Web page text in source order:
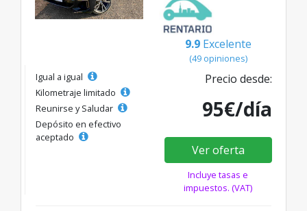
9.9 Excelente
(49 opiniones)
Igual a igual
Kilometraje limitado
Reunirse y Saludar
Depósito en efectivo
aceptado
Precio desde:
95€/día
Ver oferta
Incluye tasas e
impuestos. (VAT)